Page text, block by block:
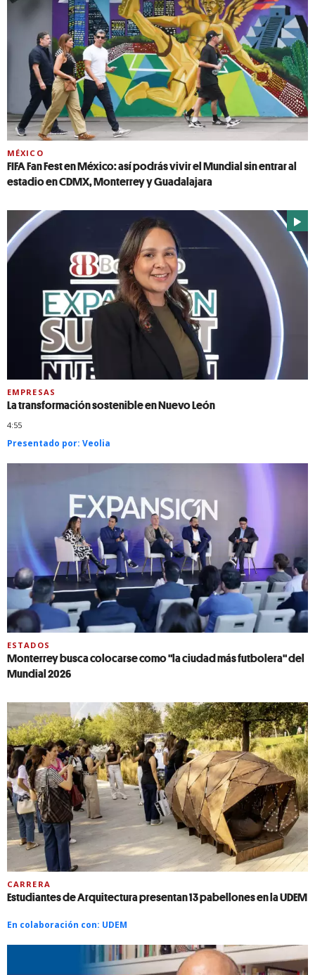
MÉXICO
FIFA Fan Fest en México: así podrás vivir el Mundial sin entrar al
estadio en CDMX, Monterrey y Guadalajara
EMPRESAS
La transformación sostenible en Nuevo León
4:55
Presentado por: Veolia
ESTADOS
Monterrey busca colocarse como "la ciudad más futbolera" del
Mundial 2026
CARRERA
Estudiantes de Arquitectura presentan 13 pabellones en la UDEM
En colaboración con: UDEM